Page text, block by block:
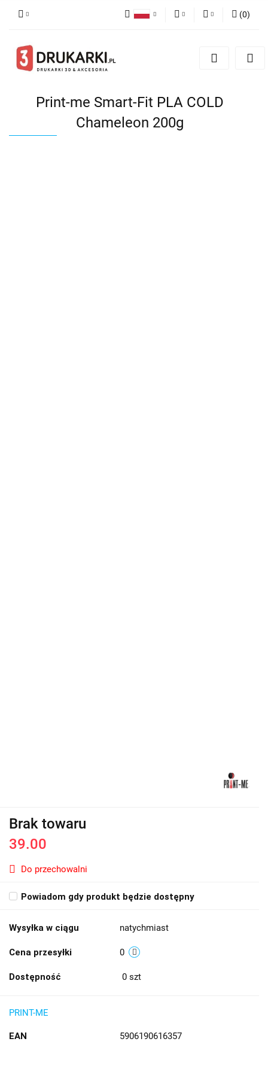
English
Zarejestruj się
(0)
Print-me Smart-Fit PLA COLD
Chameleon 200g
Brak towaru
39.00
Do przechowalni
Powiadom gdy produkt będzie dostępny
Wysyłka w ciągu natychmiast
Cena przesyłki 0
Dostępność 0 szt
PRINT-ME
EAN 5906190616357